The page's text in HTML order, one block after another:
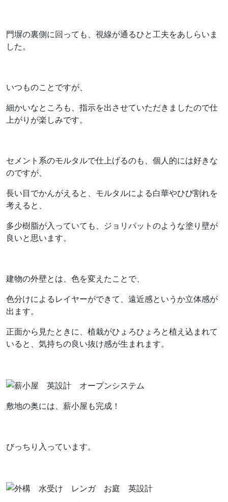
門塀の裏側に回っても、視線が通るひと工夫をあしらいま
した。
いつものことですが、
細かいなところも、指示を出させていただきましたので仕
上がりが楽しみです。
セメント系のモルタルで仕上げるのも、個人的には好きな
のですが、
長い目でかんがえると、モルタルによる白華やひび割れを
考えると、
多少樹脂が入っていても、ジョリパットのような塗り壁が
良いと思います。
建物の外壁とは、色を変えたことで、
色分けによるレイヤーができて、遠近感というか立体感が
出ます。
正面から見たときに、植栽がひょろひょろと植え込まれて
いると、気持ちの良い抜け感が生まれます。
敷地の奥には、薪小屋も完成！
びっちり入っています。